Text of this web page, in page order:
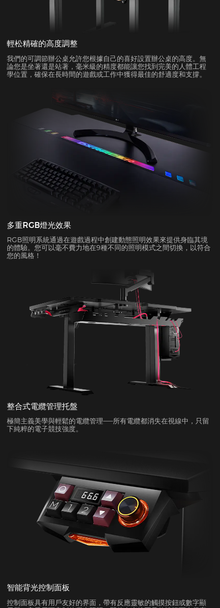
輕松精確的高度調整
我們的可調節辦公桌允許您根據自己的喜好設置辦公桌的高度。無
論您是坐著還是站著，毫米級的精度都能讓您找到完美的人體工程
學位置，確保在長時間的遊戲或工作中獲得最佳的舒適度和支撐。
多重RGB燈光效果
RGB照明系統通過在遊戲過程中創建動態照明效果來提供身臨其境
的體驗。您可以毫不費力地在9種不同的照明模式之間切換，以符合
您的風格！
整合式電纜管理托盤
極簡主義美學與輕鬆的電纜管理——所有電纜都消失在視線中，只留
下純粹的電子競技強度。
智能背光控制面板
控制面板具有用戶友好的界面，帶有反應靈敏的觸摸按鈕或數字顯